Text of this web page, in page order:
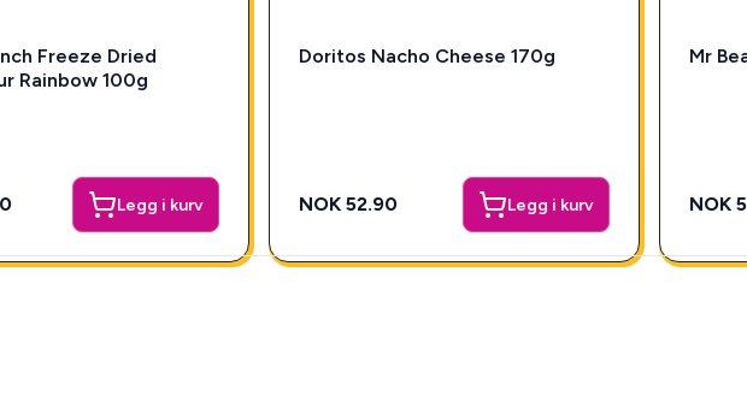
Freeze Dried
Rainbow 100g
Legg i kurv
Doritos Nacho Cheese 170g
NOK 52.90 Legg i kurv
Mr
NOK